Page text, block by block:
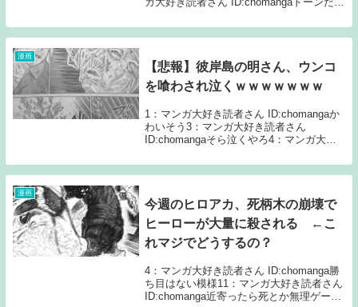
やっぱり藤原なんだよなあ8：マンガ大好
き読者さん I...
漫画
【悲報】彼岸島の明さん、ウンコ
を喰わされ泣くｗｗｗｗｗｗｗ
1：マンガ大好き読者さん ID:chomangaか
わいそう3：マンガ大好き読者さん
ID:chomangaそら泣くやろ4：マンガ大好
キャラじゃないやろ6：マンガ大好き読者
さん ID:chom...
漫画
今週のヒロアカ、死柄木の崩壊で
ヒーローが大量に殺される ←こ
れマジでどうするの？
4：マンガ大好き読者さん ID:chomanga勝
ち目はない模様11：マンガ大好き読者さん
ID:chomanga近寄ったら死とか無理ゲーや